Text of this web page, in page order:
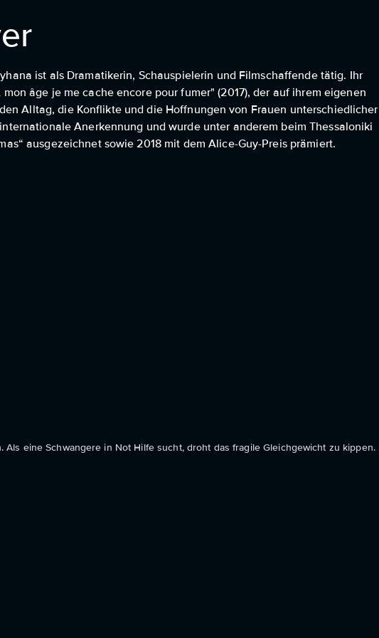
ist als Dramatikerin, Schauspielerin und Filmschaffende tätig. Ihr
âge je me cache encore pour fumer" (2017), der auf ihrem eigenen
Alltag, die Konflikte und die Hoffnungen von Frauen unterschiedlicher
Anerkennung und wurde unter anderem beim Thessaloniki
ausgezeichnet sowie 2018 mit dem Alice-Guy-Preis prämiert.
eine Schwangere in Not Hilfe sucht, droht das fragile Gleichgewicht zu kippen.